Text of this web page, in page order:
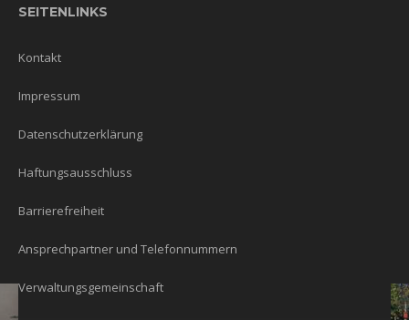
SEITENLINKS
Kontakt
Impressum
Datenschutzerklärung
Haftungsausschluss
Barrierefreiheit
Ansprechpartner und Telefonnummern
Verwaltungsgemeinschaft